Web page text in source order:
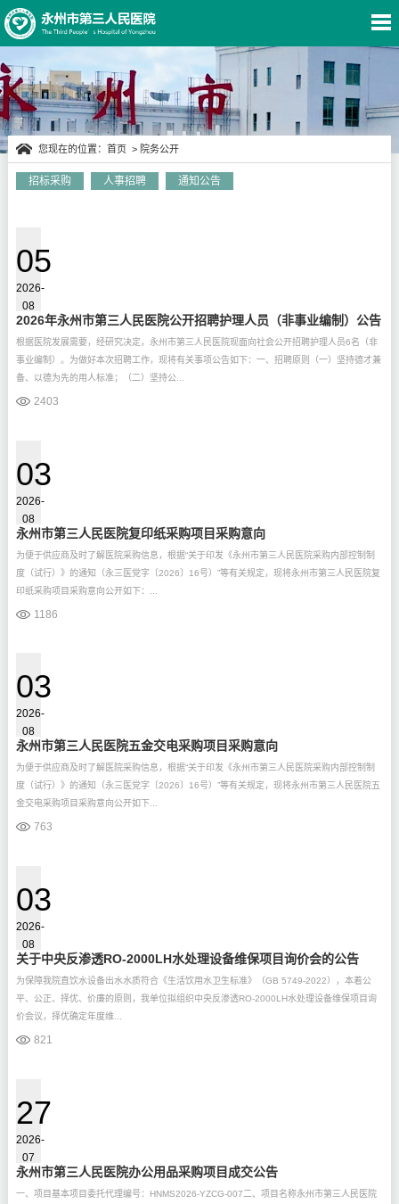
您现在的位置： 首页 > 院务公开
招标采购 人事招聘 通知公告
05
2026-
08
2026年永州市第三人民医院公开招聘护理人员（非事业编制）公告
根据医院发展需要，经研究决定，永州市第三人民医院现面向社会公开招聘护理人员6名（非
事业编制）。为做好本次招聘工作，现将有关事项公告如下：一、招聘原则（一）坚持德才兼
备、以德为先的用人标准；（二）坚持公...
2403
03
2026-
08
永州市第三人民医院复印纸采购项目采购意向
为便于供应商及时了解医院采购信息，根据“关于印发《永州市第三人民医院采购内部控制制
度（试行）》的通知（永三医党字〔2026〕16号）”等有关规定，现将永州市第三人民医院复
印纸采购项目采购意向公开如下：...
1186
03
2026-
08
永州市第三人民医院五金交电采购项目采购意向
为便于供应商及时了解医院采购信息，根据“关于印发《永州市第三人民医院采购内部控制制
度（试行）》的通知（永三医党字〔2026〕16号）”等有关规定，现将永州市第三人民医院五
金交电采购项目采购意向公开如下...
763
03
2026-
08
关于中央反渗透RO-2000LH水处理设备维保项目询价会的公告
为保障我院直饮水设备出水水质符合《生活饮用水卫生标准》（GB 5749-2022），本着公
平、公正、择优、价廉的原则，我单位拟组织中央反渗透RO-2000LH水处理设备维保项目询
价会议，择优确定年度维...
821
27
2026-
07
永州市第三人民医院办公用品采购项目成交公告
一、项目基本项目委托代理编号：HNMS2026-YZCG-007二、项目名称永州市第三人民医院